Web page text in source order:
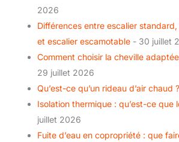
2026
Différences entre escalier
et escalier escamotable - 30 juillet
Comment choisir la cheville
29 juillet 2026
Qu’est-ce qu’un rideau d’air chaud ?
Isolation thermique : qu’est-ce que
juillet 2026
Fuite d’eau en copropriété : que